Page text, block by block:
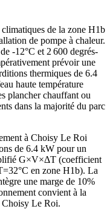
de la zone H1b
de pompe à chaleur.
-12°C et 2 600 degrés-
prévoir une
thermiques de 6.4
haute température
plancher chauffant ou
dans la majorité du parc
à Choisy Le Roi
de 6.4 kW pour un
G×V×ΔT (coefficient
en zone H1b). La
une marge de 10%
convient à la
Choisy Le Roi.